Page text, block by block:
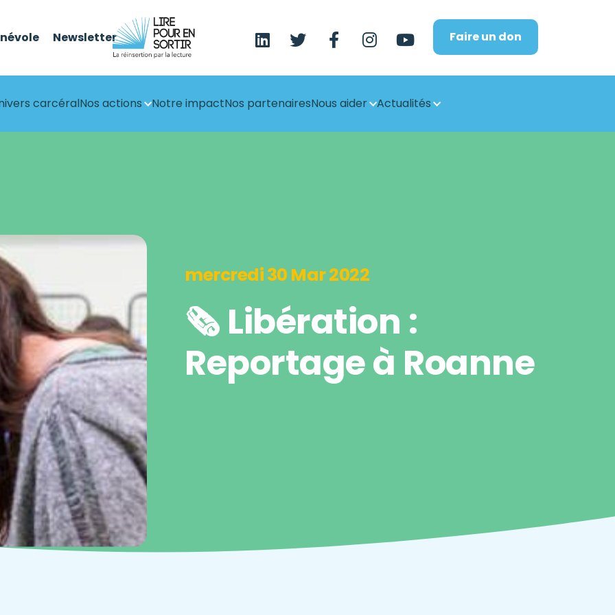
Faire un don
Newsletter
carcéralNos actions Notre impactNos partenairesNous aider Actualités
mercredi 30 Mar 2022
🗞️ Libération :
Reportage à Roanne